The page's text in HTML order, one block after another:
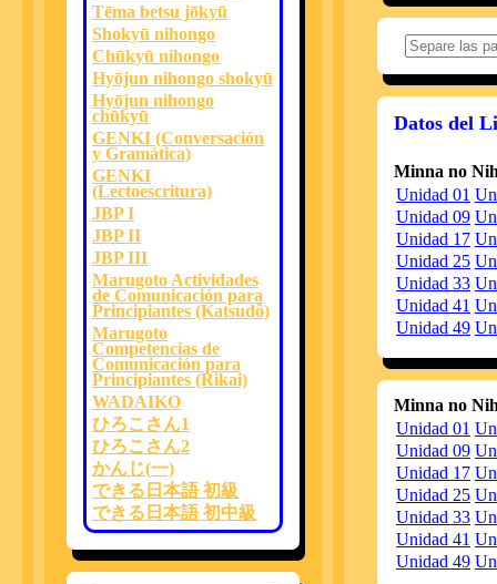
Tēma betsu jōkyū
Shokyū nihongo
Chūkyū nihongo
Hyōjun nihongo shokyū
Hyōjun nihongo
chūkyū
GENKI (Conversación
y Gramática)
GENKI
(Lectoescritura)
JBP I
JBP II
JBP III
Marugoto Actividades
de Comunicación para
Principiantes (Katsudô)
Marugoto
Competencias de
Comunicación para
Principiantes (Rikai)
WADAIKO
ひろこさん1
ひろこさん2
かんじ(一)
できる日本語 初級
できる日本語 初中級
20160126
20151001
20150805
20150608
20150527
20150310
20141029
20141029
20140830
20140825
20140824
Datos del
Minna no
Unidad 01
Unidad 09
Unidad 17
Unidad 25
Unidad 33
Unidad 41
Unidad 49
Minna no
Unidad 01
Unidad 09
Unidad 17
Unidad 25
Unidad 33
Unidad 41
Unidad 49